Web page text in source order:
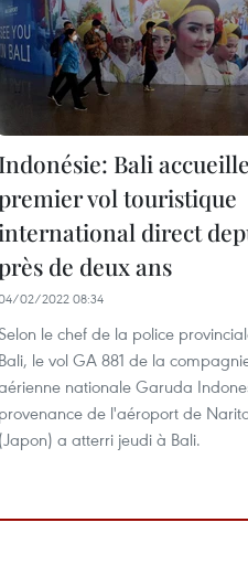
Indonésie: Bali
vol touristique
direct
de deux ans
02/2022 08:34
Selon le chef de la police
Bali, le vol GA 881 de la
nationale Garuda
provenance de l'aéroport de
(Japon) a atterri jeudi à Bali.